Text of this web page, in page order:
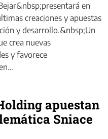
en
creaciones y apuestas
y desarrollo.&nbsp;Un
crea nuevas
y favorece
apuestan
Sniace